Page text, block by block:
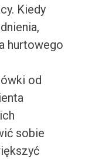
Kiedy
hurtowego
od
sobie